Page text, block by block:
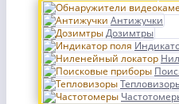
Антижучки
Дозимтры